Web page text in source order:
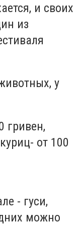
и своих
из
у
гривен,
от 100
- гуси,
можно